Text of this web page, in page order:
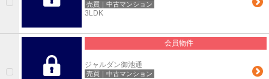
売買｜中古マンション
3LDK
会員物件
ジャルダン御池通
売買｜中古マンション